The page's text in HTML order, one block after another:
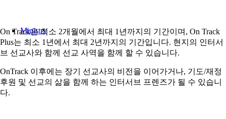
Ministry
On Track은 최소 2개월에서 최대 1년까지의 기간이며, On Track
Plus는 최소 1년에서 최대 2년까지의 기간입니다. 현지의 인터서
브 선교사와 함께 선교 사역을 함께 할 수 있습니다.
OnTrack 이후에는 장기 선교사의 비전을 이어가거나, 기도/재정
후원 및 선교의 삶을 함께 하는 인터서브 프렌즈가 될 수 있습니
다.